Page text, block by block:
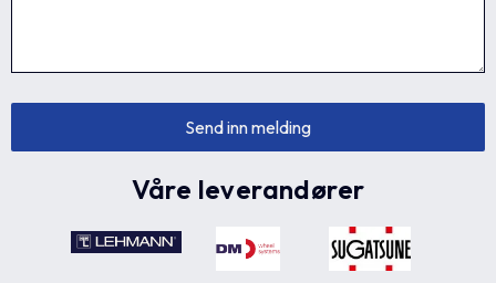
Våre leverandører